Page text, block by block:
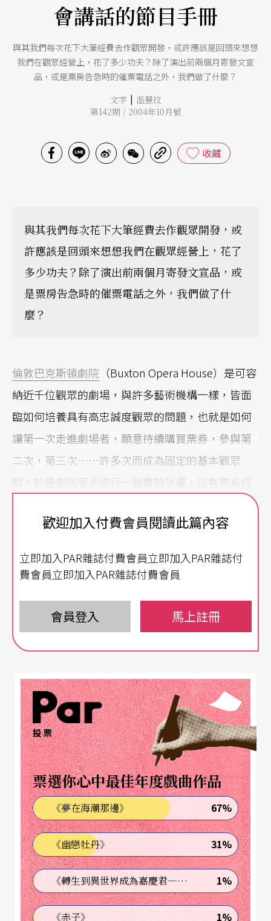
會講話的節目手冊
與其我們每次花下大筆經費去作觀眾開發，或許應該是回頭來想想
我們在觀眾經營上，花了多少功夫？除了演出前兩個月寄發文宣
品，或是票房告急時的催票電話之外，我們做了什麼？
文字 | 溫慧玟
第142期 / 2004年10月號
收藏
與其我們每次花下大筆經費去作觀眾開發，或
許應該是回頭來想想我們在觀眾經營上，花了
多少功夫？除了演出前兩個月寄發文宣品，或
是票房告急時的催票電話之外，我們做了什
麼？
倫敦巴克斯頓劇院 （Buxton Opera House）是可容
納近千位觀眾的劇場，與許多藝術機構一樣，皆面
臨如何培養具有高忠誠度觀眾的問題，也就是如何
讓第一次走進劇場者，願意持續購買票券，參與第
二次，第三次……許多次而成為固定的基本觀眾
群。於是劇院著手進行一個實驗計畫，從售票系統
中，找出一年前曾訂過票，交易低於六十英鎊的四
百位目標觀眾群，分為實驗組（打電話聯繫）與控
每隔一段時間透過電話聯繫，溝通的目的並不是要
手冊」，談話內容會根據個別觀眾興趣量身訂作，
並不給予購票壓力，隨後才寄出個人信函，預購單
與演出相關的文宣品。（註）
建立與老觀眾的親密關係
展開實驗計畫後，劇院開始追蹤三個月的預約售
票，並比對實驗組與控制組的訂票記錄，結果發
現：實驗組的訂票率為27%，比控制組的5%高出五
倍，而訂票總金額達二千四百英鎊，更是高出控制
組的二百五十磅近十倍之多。即使實驗組需額外支
出六百英鎊的成本，但淨收入仍較控制組多出七
倍。依此類推，劇院手中擁有相近的目標組群有七
千位，若皆依上述模式進行推廣計畫，可能創造出
超過六萬英鎊的淨收入，當然，相關成本的支出，
歡迎加入付費會員閱讀此篇內容
立即加入PAR雜誌付費會員立即加入PAR雜誌付
費會員立即加入PAR雜誌付費會員
會員登入 馬上註冊
投票
票選你心中最佳年度戲曲作品
《夢在海潮那邊》 67%
《幽戀牡丹》 31%
《轉生到異世界成為嘉慶君—發現我的祖先是詐騙集團!?》 1%
《赤子》 1%